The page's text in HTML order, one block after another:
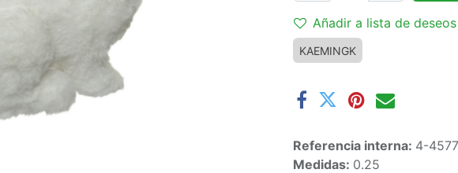
Añadir a lista de deseos
KAEMINGK
Referencia interna: 4-
Medidas: 0.25